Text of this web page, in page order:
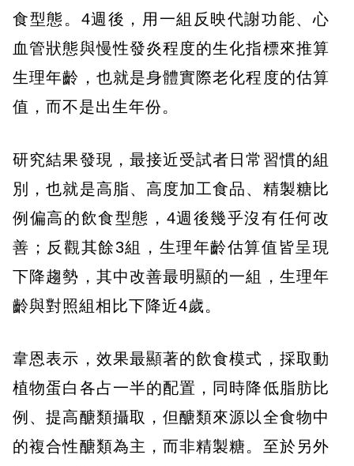
食型態。4週後，用一組反映代謝功能、心
血管狀態與慢性發炎程度的生化指標來推算
生理年齡，也就是身體實際老化程度的估算
值，而不是出生年份。
研究結果發現，最接近受試者日常習慣的組
別，也就是高脂、高度加工食品、精製糖比
例偏高的飲食型態，4週後幾乎沒有任何改
善；反觀其餘3組，生理年齡估算值皆呈現
下降趨勢，其中改善最明顯的一組，生理年
齡與對照組相比下降近4歲。
韋恩表示，效果最顯著的飲食模式，採取動
植物蛋白各占一半的配置，同時降低脂肪比
例、提高醣類攝取，但醣類來源以全食物中
的複合性醣類為主，而非精製糖。至於另外